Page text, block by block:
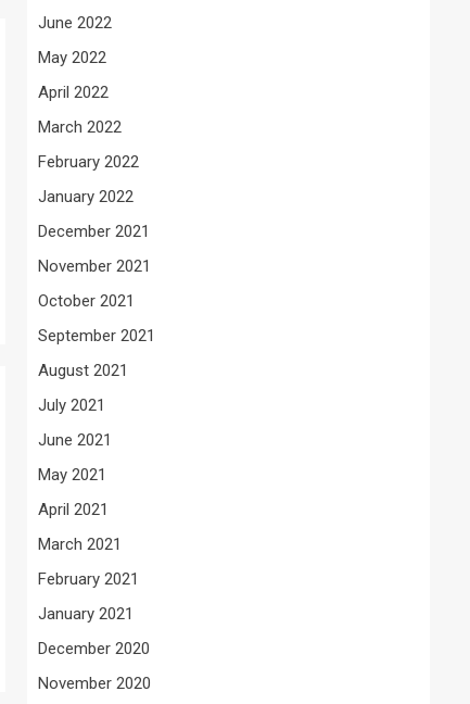
June 2022
May 2022
April 2022
March 2022
February 2022
January 2022
December 2021
November 2021
October 2021
September 2021
August 2021
July 2021
June 2021
May 2021
April 2021
March 2021
February 2021
January 2021
December 2020
November 2020